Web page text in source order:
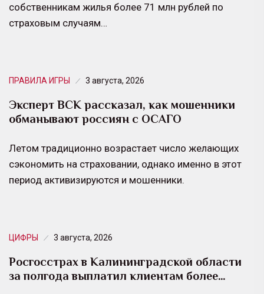
собственникам жилья более 71 млн рублей по
страховым случаям…
ПРАВИЛА ИГРЫ 3 августа, 2026
Эксперт ВСК рассказал, как мошенники
обманывают россиян с ОСАГО
Летом традиционно возрастает число желающих
сэкономить на страховании, однако именно в этот
период активизируются и мошенники.
ЦИФРЫ 3 августа, 2026
Росгосстрах в Калининградской области
за полгода выплатил клиентам более…